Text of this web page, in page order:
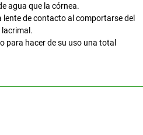
agua que la córnea.
lente de contacto al comportarse del
lacrimal.
para hacer de su uso una total